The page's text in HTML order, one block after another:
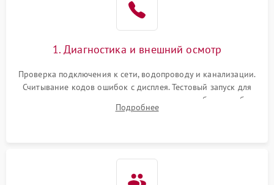
1. Диагностика и внешний осмотр
Проверка подключения к сети, водопроводу и канализации.
Считывание кодов ошибок с дисплея. Тестовый запуск для
выявления посторонних шумов, протечек или сбоев в работе
электронного модуля управления.
Подробнее